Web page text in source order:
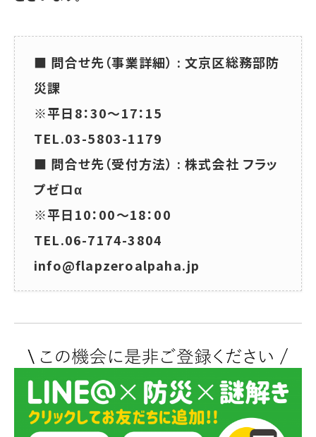
■ 問合せ先（事業詳細） : 文京区総務部防
災課
※平日8：30～17：15
TEL.03-5803-1179
■ 問合せ先（受付方法） : 株式会社 フラッ
プゼロα
※平日10：00～18：00
TEL.06-7174-3804
info@flapzeroalpaha.jp